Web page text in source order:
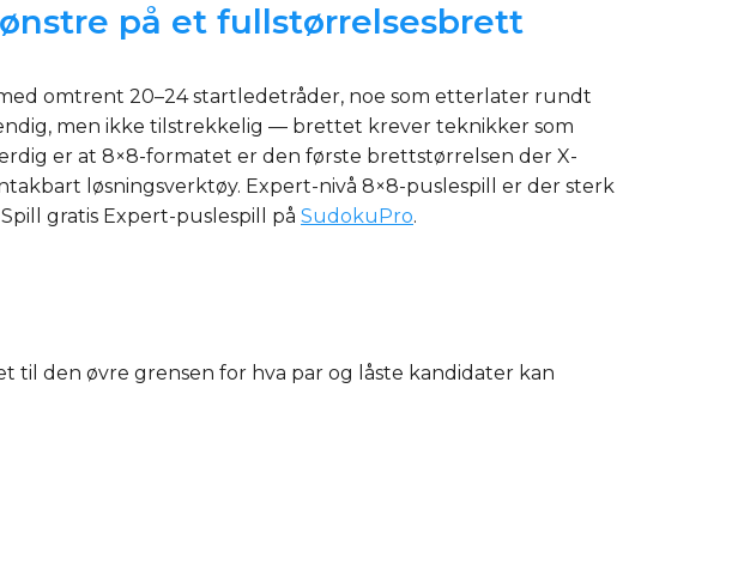
på et fullstørrelsesbrett
omtrent 20–24 startledetråder, noe som etterlater rundt
men ikke tilstrekkelig — brettet krever teknikker som
er at 8×8-formatet er den første brettstørrelsen der X-
løsningsverktøy. Expert-nivå 8×8-puslespill er der sterk
gratis Expert-puslespill på SudokuPro.
den øvre grensen for hva par og låste kandidater kan